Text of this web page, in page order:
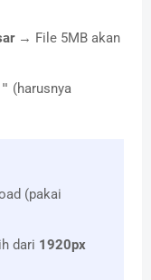
→ File 5MB akan
(harusnya
(pakai
dari 1920px